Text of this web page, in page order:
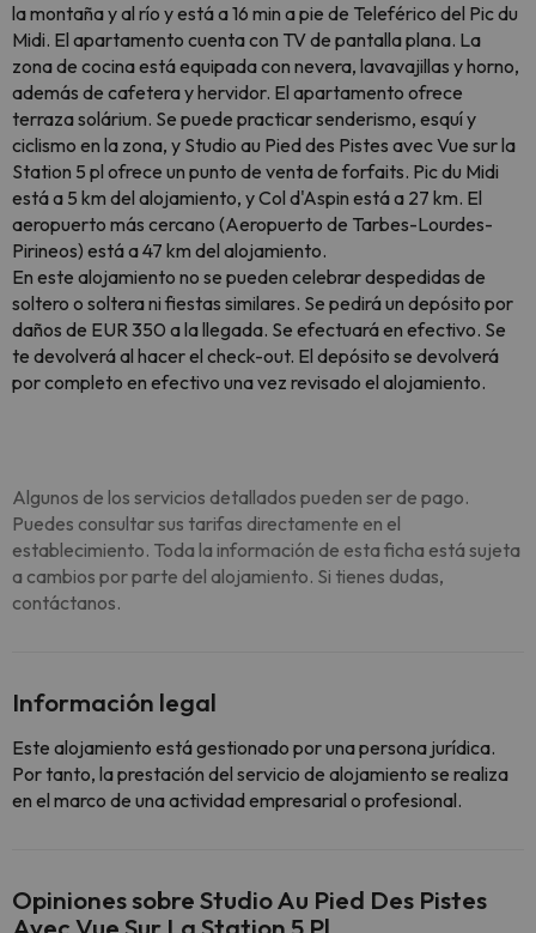
la montaña y al río y está a 16 min a pie de Teleférico del Pic du
Midi. El apartamento cuenta con TV de pantalla plana. La
zona de cocina está equipada con nevera, lavavajillas y horno,
además de cafetera y hervidor. El apartamento ofrece
terraza solárium. Se puede practicar senderismo, esquí y
ciclismo en la zona, y Studio au Pied des Pistes avec Vue sur la
Station 5 pl ofrece un punto de venta de forfaits. Pic du Midi
está a 5 km del alojamiento, y Col d'Aspin está a 27 km. El
aeropuerto más cercano (Aeropuerto de Tarbes-Lourdes-
Pirineos) está a 47 km del alojamiento.
En este alojamiento no se pueden celebrar despedidas de
soltero o soltera ni fiestas similares. Se pedirá un depósito por
daños de EUR 350 a la llegada. Se efectuará en efectivo. Se
te devolverá al hacer el check-out. El depósito se devolverá
por completo en efectivo una vez revisado el alojamiento.
Algunos de los servicios detallados pueden ser de pago.
Puedes consultar sus tarifas directamente en el
establecimiento. Toda la información de esta ficha está sujeta
a cambios por parte del alojamiento. Si tienes dudas,
contáctanos.
Información legal
Este alojamiento está gestionado por una persona jurídica.
Por tanto, la prestación del servicio de alojamiento se realiza
en el marco de una actividad empresarial o profesional.
Opiniones sobre Studio Au Pied Des Pistes